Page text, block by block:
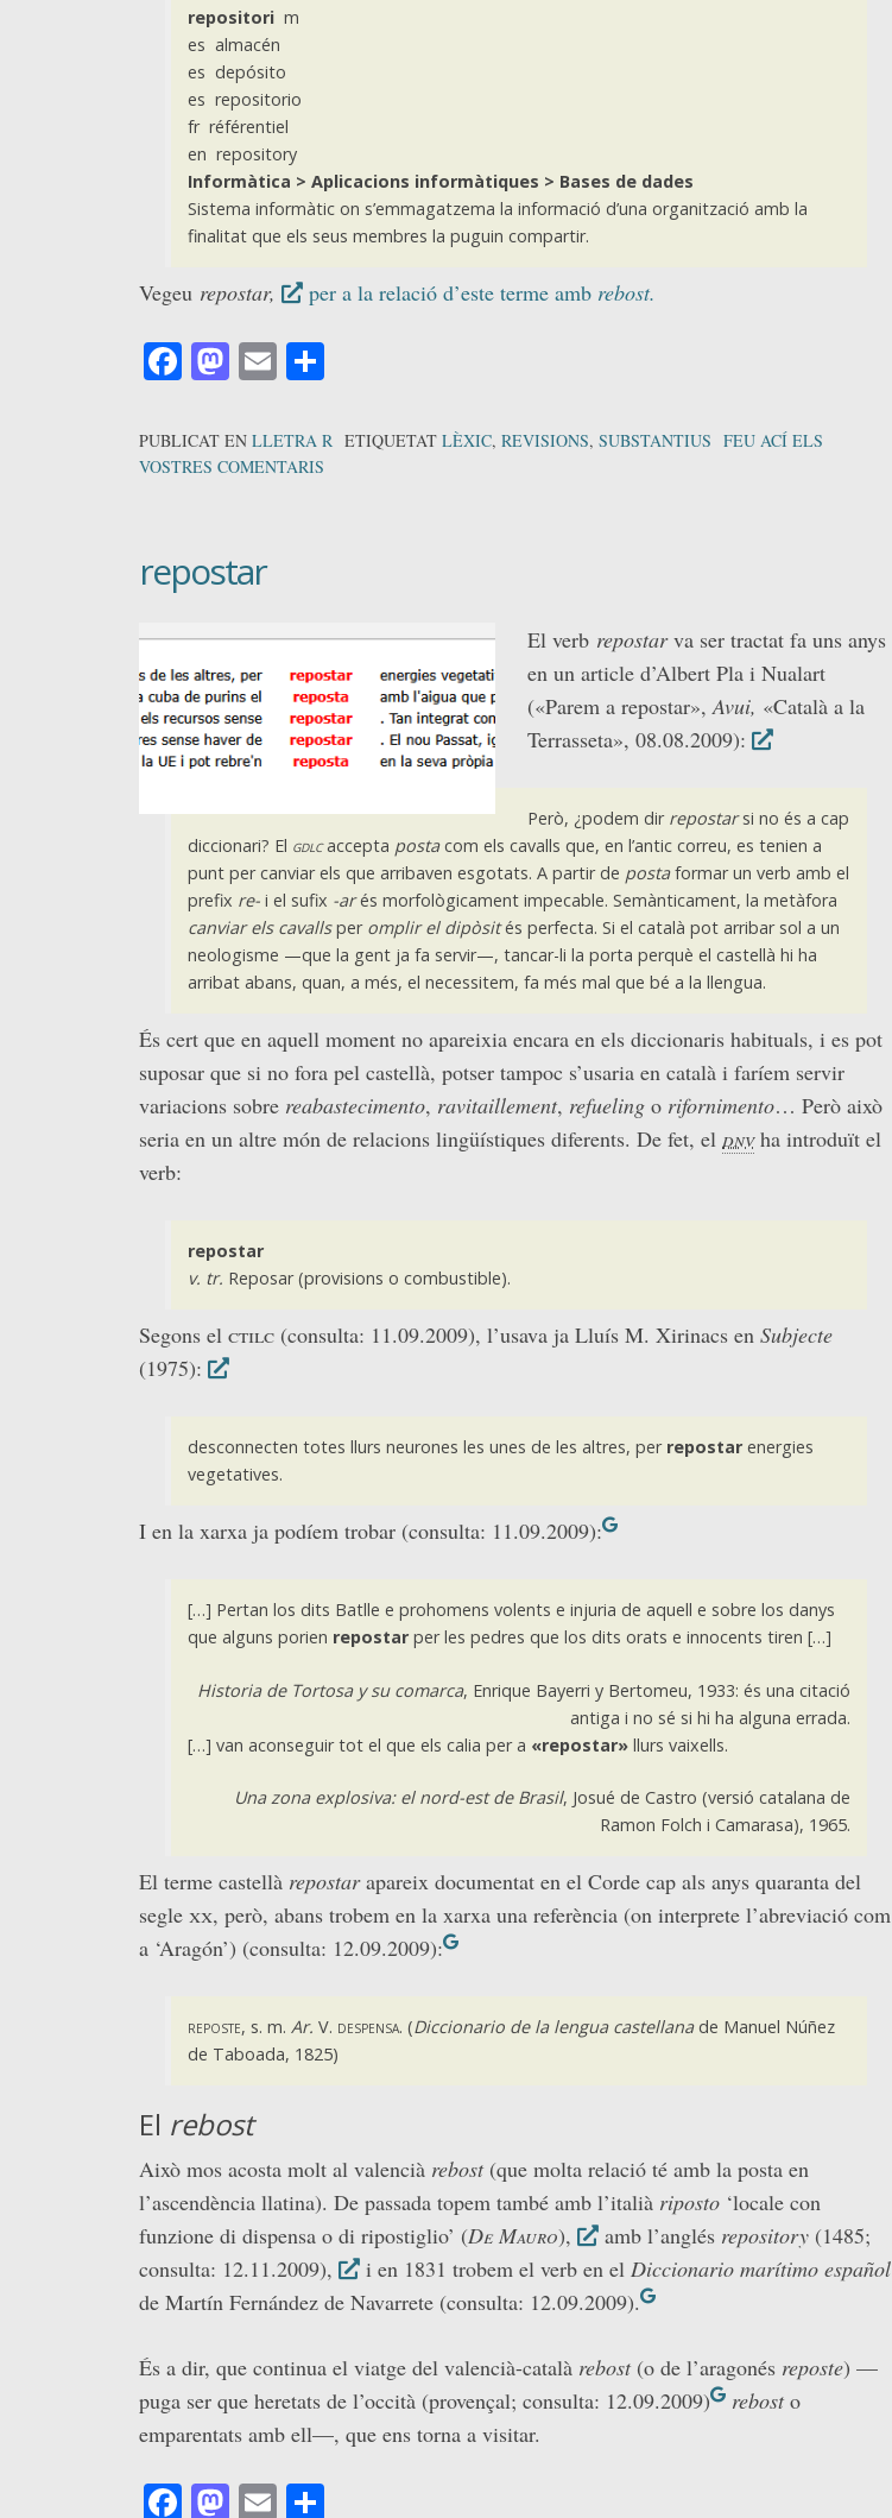
repositorim
es almacén
es depósito
es repositorio
fr référentiel
en repository
Informàtica > Aplicacions informàtiques > Bases de dades
Sistema informàtic on s’emmagatzema la informació d’una organització amb la
finalitat que els seus membres la puguin compartir.
Vegeu repostar, per a la relació d’este terme amb rebost.
Facebook
Mastodon
Email
PUBLICAT EN LLETRA R ETIQUETAT LÈXIC, REVISIONS, SUBSTANTIUS FEU ACÍ ELS
VOSTRES COMENTARIS
repostar
El verb repostarva ser tractat fa uns anys
en un article d’Albert Pla i Nualart
(«Parem a repostar»,Avui, «Català a la
Terrasseta», 08.08.2009):
Però, ¿podem dir repostarsi no és a cap
diccionari? El gdlcaccepta postacom els cavalls que, en l’antic correu, es tenien a
punt per canviar els que arribaven esgotats. A partir de postaformar un verb amb el
prefix re-i el sufix -arés morfològicament impecable. Semànticament, la metàfora
canviar els cavallsper omplir el dipòsités perfecta. Si el català pot arribar sol a un
neologisme —que la gent ja fa servir—, tancar-li la porta perquè el castellà hi ha
arribat abans, quan, a més, el necessitem, fa més mal que bé a la llengua.
És cert que en aquell moment no apareixia encara en els diccionaris habituals, i es pot
suposar que si no fora pel castellà, potser tampoc s’usaria en català i faríem servir
variacions sobre reabastecimento, ravitaillement, refueling o rifornimento… Però això
seria en un altre món de relacions lingüístiques diferents. De fet, el dnvha introduït el
verb:
repostar
v. tr. Reposar (provisions o combustible).
Segons el ctilc (consulta: 11.09.2009), l’usava ja Lluís M. Xirinacs en Subjecte
(1975):
desconnecten totes llurs neurones les unes de les altres, per repostarenergies
vegetatives.
I en la xarxa ja podíem trobar (consulta: 11.09.2009):
[…] Pertan los dits Batlle e prohomens volents e injuria de aquell e sobre los danys
que alguns porien repostarper les pedres que los dits orats e innocents tiren […]
Historia de Tortosa y su comarca, Enrique Bayerri y Bertomeu, 1933: és una citació
antiga i no sé si hi ha alguna errada.
[…] van aconseguir tot el que els calia per a «repostar»llurs vaixells.
Una zona explosiva: el nord-est de Brasil, Josué de Castro (versió catalana de
Ramon Folch i Camarasa), 1965.
El terme castellà repostarapareix documentat en el Corde cap als anys quaranta del
segle xx, però, abans trobem en la xarxa una referència (on interprete l’abreviació com
a ‘Aragón’) (consulta: 12.09.2009):
reposte, s. m. Ar. V. despensa. (Diccionario de la lengua castellanade Manuel Núñez
de Taboada, 1825)
El rebost
Això mos acosta molt al valencià rebost(que molta relació té amb la posta en
l’ascendència llatina). De passada topem també amb l’italià riposto ‘locale con
funzione di dispensa o di ripostiglio’ (De Mauro), amb l’anglés repository (1485;
consulta: 12.11.2009),
i en 1831 trobem el verb en el Diccionario marítimo español
de Martín Fernández de Navarrete (consulta: 12.09.2009).
És a dir, que continua el viatge del valencià-català rebost(o de l’aragonés reposte) —
puga ser que heretats de l’occità (provençal; consulta: 12.09.2009)
rebosto
emparentats amb ell—, que ens torna a visitar.
Facebook
Mastodon
Email